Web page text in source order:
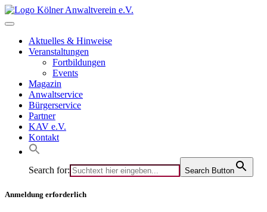
Skip
to
Aktuelles & Hinweise
Veranstaltungen
Fortbildungen
Events
Magazin
Anwaltservice
Bürgerservice
Partner
KAV e.V.
Kontakt
Search for: Search Button
Anmeldung erforderlich